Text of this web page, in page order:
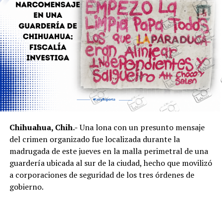
Chihuahua, Chih.-Una lona con un presunto mensaje
del crimen organizado fue localizada durante la
madrugada de este jueves en la malla perimetral de una
guardería ubicada al sur de la ciudad, hecho que movilizó
a corporaciones de seguridad de los tres órdenes de
gobierno.